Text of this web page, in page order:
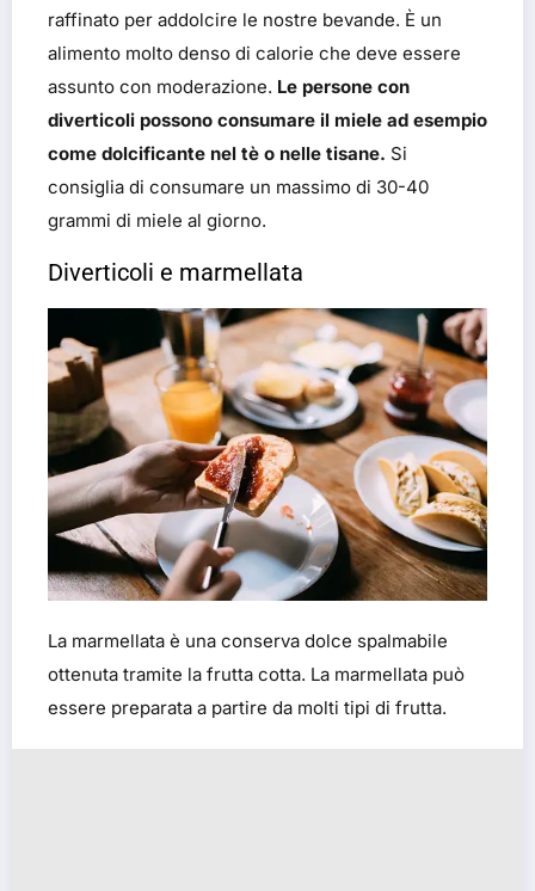
raffinato per addolcire le nostre bevande. È un
alimento molto denso di calorie che deve essere
assunto con moderazione. Le persone con
diverticoli possono consumare il miele ad esempio
come dolcificante nel tè o nelle tisane. Si
consiglia di consumare un massimo di 30-40
grammi di miele al giorno.
Diverticoli e marmellata
La marmellata è una conserva dolce spalmabile
ottenuta tramite la frutta cotta. La marmellata può
essere preparata a partire da molti tipi di frutta.